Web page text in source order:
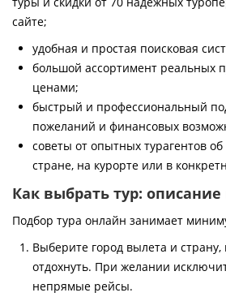
сайте;
удобная и простая поисковая
большой ассортимент реальных
ценами;
быстрый и профессиональный
пожеланий и финансовых
советы от опытных турагентов
стране, на курорте или в
Как выбрать тур:
Подбор тура онлайн занимает
Выберите город вылета и
отдохнуть. При желании
непрямые рейсы.